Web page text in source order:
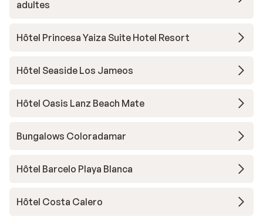
adultes
Hôtel Princesa Yaiza Suite Hotel Resort
Hôtel Seaside Los Jameos
Hôtel Oasis Lanz Beach Mate
Bungalows Coloradamar
Hôtel Barcelo Playa Blanca
Hôtel Costa Calero